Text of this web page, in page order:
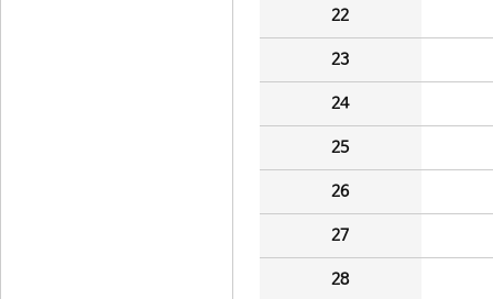
22
23
24
25
26
27
28